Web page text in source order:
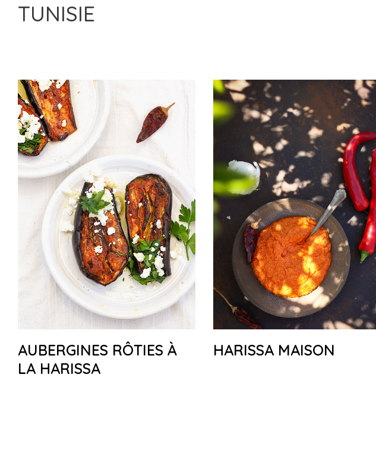
TUNISIE
AUBERGINES RÔTIES À
LA HARISSA
HARISSA MAISON